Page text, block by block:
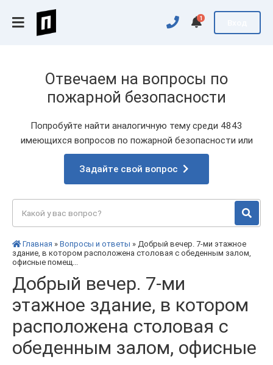
1
Отвечаем на вопросы по
пожарной безопасности
Попробуйте найти аналогичную тему среди 4843
имеющихся вопросов по пожарной безопасности или
Задайте свой вопрос
Главная » Вопросы и ответы » Добрый вечер. 7-ми этажное
здание, в котором расположена столовая с обеденным залом,
офисные помещ...
Добрый вечер. 7-ми
этажное здание, в котором
расположена столовая с
обеденным залом, офисные